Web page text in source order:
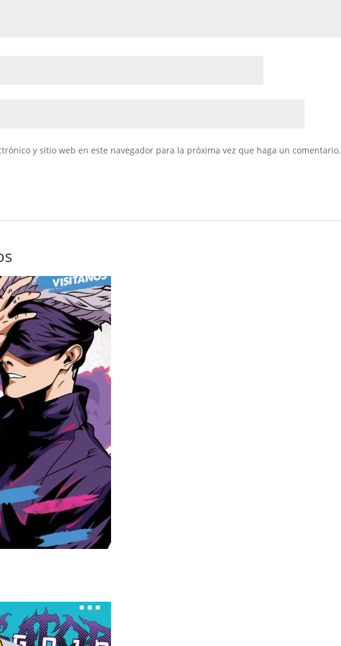
y sitio web en este navegador para la próxima vez que haga un comentario.